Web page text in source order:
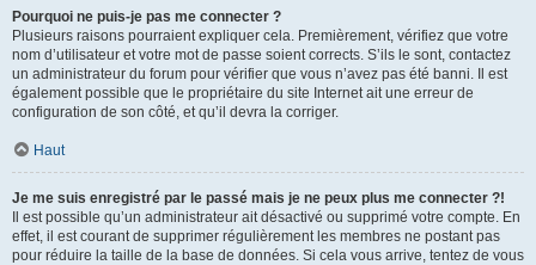
Pourquoi ne puis-je pas me connecter ?
Plusieurs raisons pourraient expliquer cela. Premièrement, vérifiez que votre
nom d’utilisateur et votre mot de passe soient corrects. S’ils le sont, contactez
un administrateur du forum pour vérifier que vous n’avez pas été banni. Il est
également possible que le propriétaire du site Internet ait une erreur de
configuration de son côté, et qu’il devra la corriger.
Haut
Je me suis enregistré par le passé mais je ne peux plus me connecter ?!
Il est possible qu’un administrateur ait désactivé ou supprimé votre compte. En
effet, il est courant de supprimer régulièrement les membres ne postant pas
pour réduire la taille de la base de données. Si cela vous arrive, tentez de vous